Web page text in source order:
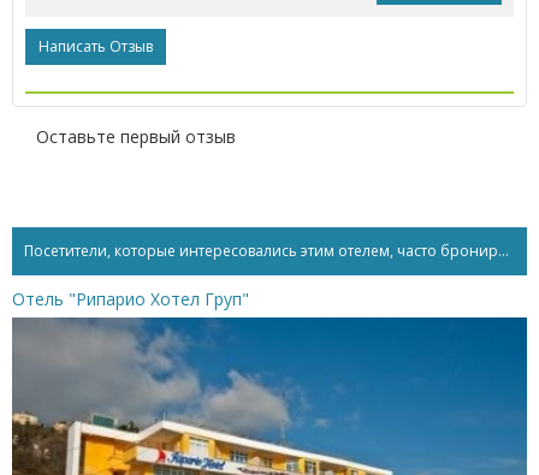
Написать Отзыв
Оставьте первый отзыв
Посетители, которые интересовались этим отелем, часто бронируют...
Отель "Рипарио Хотел Груп"